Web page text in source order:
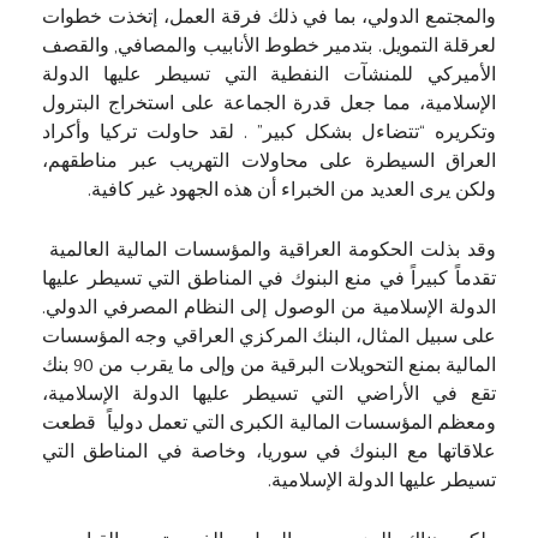
والمجتمع الدولي، بما في ذلك فرقة العمل، إتخذت خطوات
لعرقلة التمويل. بتدمير خطوط الأنابيب والمصافي, والقصف
الأميركي للمنشآت النفطية التي تسيطر عليها الدولة
الإسلامية، مما جعل قدرة الجماعة على استخراج البترول
وتكريره “تتضاءل بشكل كبير” . لقد حاولت تركيا وأكراد
العراق السيطرة على محاولات التهريب عبر مناطقهم،
ولكن يرى العديد من الخبراء أن هذه الجهود غير كافية.
وقد بذلت الحكومة العراقية والمؤسسات المالية العالمية
تقدماً كبيراً في منع البنوك في المناطق التي تسيطر عليها
الدولة الإسلامية من الوصول إلى النظام المصرفي الدولي.
على سبيل المثال، البنك المركزي العراقي وجه المؤسسات
المالية بمنع التحويلات البرقية من وإلى ما يقرب من 90 بنك
تقع في الأراضي التي تسيطر عليها الدولة الإسلامية،
ومعظم المؤسسات المالية الكبرى التي تعمل دولياً قطعت
علاقاتها مع البنوك في سوريا، وخاصة في المناطق التي
تسيطر عليها الدولة الإسلامية.